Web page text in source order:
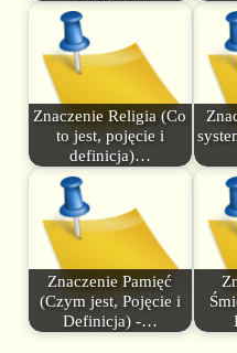
Znaczenie Religia (Co
to jest, pojęcie i
definicja)…
Znaczenie Pamięć
(Czym jest, Pojęcie i
Definicja) -…